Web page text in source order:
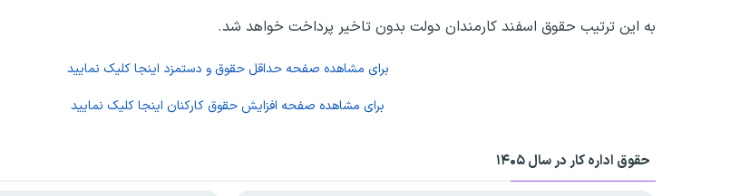
به این ترتیب حقوق اسفند کارمندان دولت بدون تاخیر پرداخت خواهد شد.
برای مشاهده صفحه حداقل حقوق و دستمزد اینجا کلیک نمایید
برای مشاهده صفحه افزایش حقوق کارکنان اینجا کلیک نمایید
حقوق اداره کار در سال ۱۴۰۵